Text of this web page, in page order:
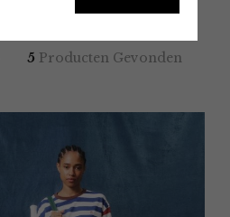
5 Producten Gevonden